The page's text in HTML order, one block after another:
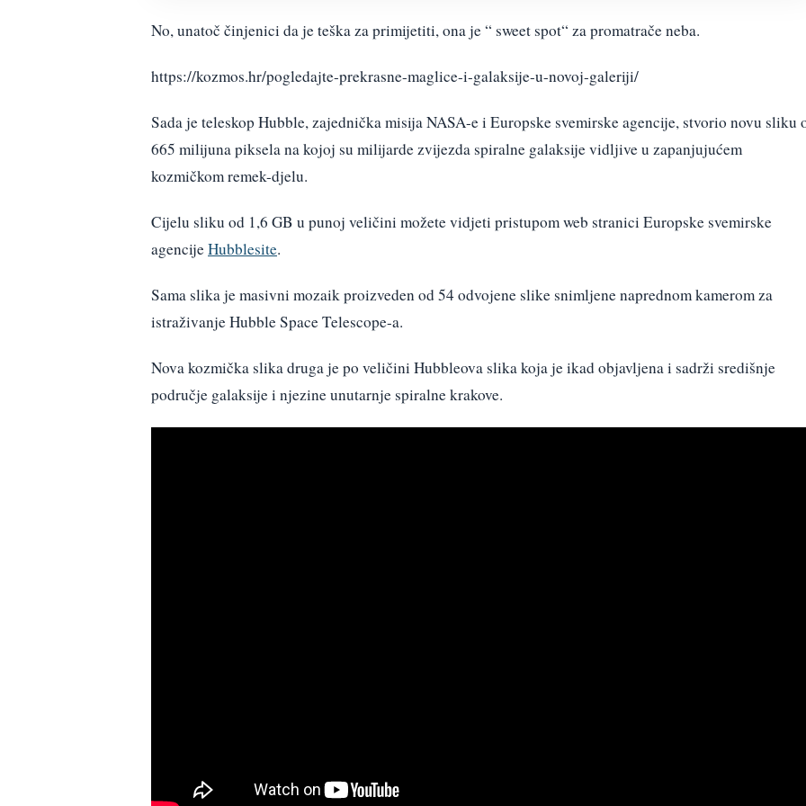
No, unatoč činjenici da je teška za primijetiti, ona je “ sweet spot“ za promatrače neba.
https://kozmos.hr/pogledajte-prekrasne-maglice-i-galaksije-u-novoj-galeriji/
Sada je teleskop Hubble, zajednička misija NASA-e i Europske svemirske agencije, stvorio novu sliku
665 milijuna piksela na kojoj su milijarde zvijezda spiralne galaksije vidljive u zapanjujućem
kozmičkom remek-djelu.
Cijelu sliku od 1,6 GB u punoj veličini možete vidjeti pristupom web stranici Europske svemirske
agencijeHubblesite.
Sama slika je masivni mozaik proizveden od 54 odvojene slike snimljene naprednom kamerom za
istraživanje Hubble Space Telescope-a.
Nova kozmička slika druga je po veličini Hubbleova slika koja je ikad objavljena i sadrži središnje
područje galaksije i njezine unutarnje spiralne krakove.